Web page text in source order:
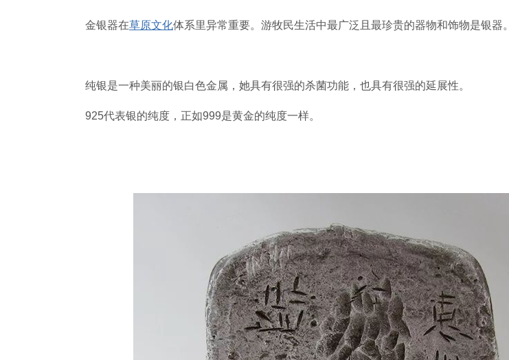
金银器在草原文化体系里异常重要。游牧民生活中最广泛且最珍贵的器物和饰物是银器。
纯银是一种美丽的银白色金属，她具有很强的杀菌功能，也具有很强的延展性。
925代表银的纯度，正如999是黄金的纯度一样。